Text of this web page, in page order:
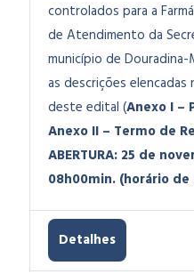
controlados para a
de Atendimento da
município de
as descrições
deste edital (Anexo I –
Anexo II – Termo de
ABERTURA: 25 de
08h00min. (horário
Detalhes